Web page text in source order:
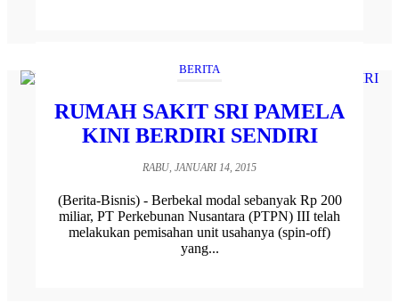
BERITA
RUMAH SAKIT SRI PAMELA
KINI BERDIRI SENDIRI
RABU, JANUARI 14, 2015
(Berita-Bisnis) - Berbekal modal sebanyak Rp 200
miliar, PT Perkebunan Nusantara (PTPN) III telah
melakukan pemisahan unit usahanya (spin-off)
yang...